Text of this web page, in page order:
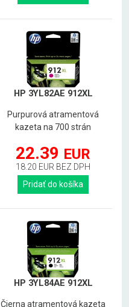
HP 3YL82AE 912XL
Purpurová atramentová
kazeta na 700 strán
22.39 EUR
18.20 EUR BEZ DPH
Pridať do košíka
HP 3YL84AE 912XL
Čierna atramentová kazeta